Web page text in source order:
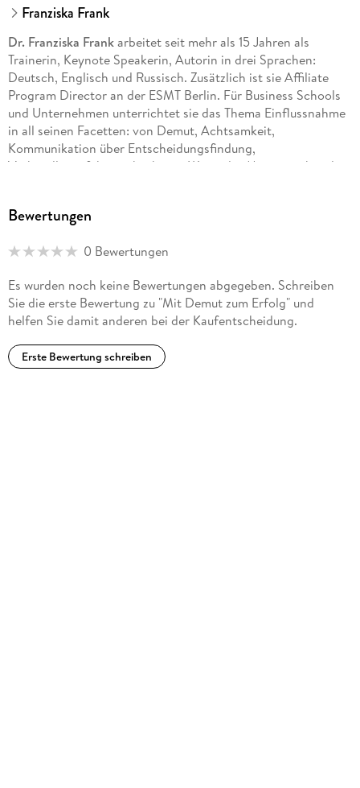
Franziska Frank
Dr. Franziska Frankarbeitet seit mehr als 15 Jahren als
Trainerin, Keynote Speakerin, Autorin in drei Sprachen:
Deutsch, Englisch und Russisch. Zusätzlich ist sie Affiliate
Program Director an der ESMT Berlin. Für Business Schools
und Unternehmen unterrichtet sie das Thema Einflussnahme
in all seinen Facetten: von Demut, Achtsamkeit,
Kommunikation über Entscheidungsfindung,
Verhandlungsführung bis hin zu Was jeder Manager über das
Leningrad, zwei juristischen Prädikatsexamina und einer
Unternehmensberaterin bei Boston Consulting Group,
Programmdirektorin an der ESMT Berlin. Seit 2016 ist sie
selbstständig.
Bewertungen
0 Bewertungen
Es wurden noch keine Bewertungen abgegeben. Schreiben
Sie die erste Bewertung zu "Mit Demut zum Erfolg" und
helfen Sie damit anderen bei der Kaufentscheidung.
Erste Bewertung schreiben